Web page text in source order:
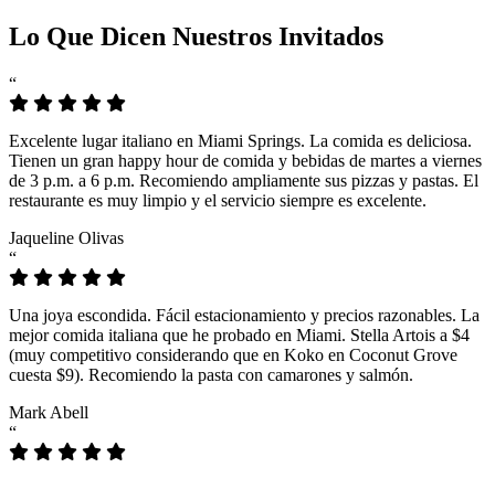
Lo Que Dicen Nuestros Invitados
“
Excelente lugar italiano en Miami Springs. La comida es deliciosa.
Tienen un gran happy hour de comida y bebidas de martes a viernes
de 3 p.m. a 6 p.m. Recomiendo ampliamente sus pizzas y pastas. El
restaurante es muy limpio y el servicio siempre es excelente.
Jaqueline Olivas
“
Una joya escondida. Fácil estacionamiento y precios razonables. La
mejor comida italiana que he probado en Miami. Stella Artois a $4
(muy competitivo considerando que en Koko en Coconut Grove
cuesta $9). Recomiendo la pasta con camarones y salmón.
Mark Abell
“